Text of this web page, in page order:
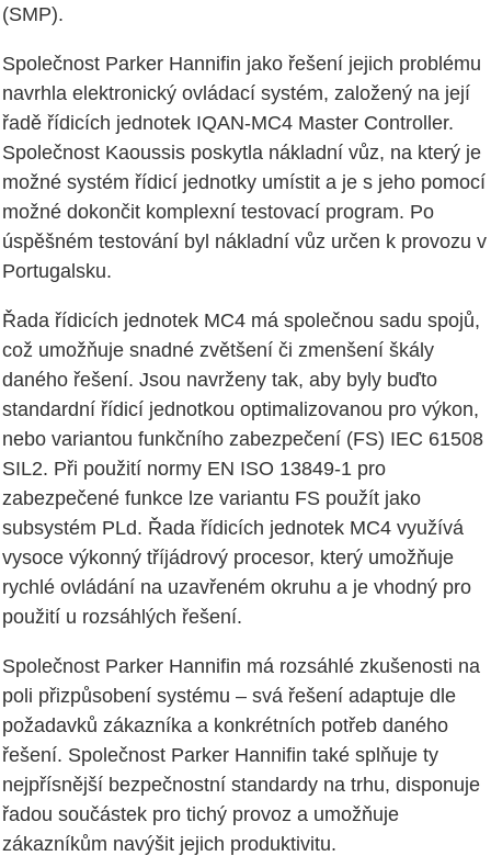
(SMP).
Společnost Parker Hannifin jako řešení jejich problému
navrhla elektronický ovládací systém, založený na její
řadě řídicích jednotek IQAN-MC4 Master Controller.
Společnost Kaoussis poskytla nákladní vůz, na který je
možné systém řídicí jednotky umístit a je s jeho pomocí
možné dokončit komplexní testovací program. Po
úspěšném testování byl nákladní vůz určen k provozu v
Portugalsku.
Řada řídicích jednotek MC4 má společnou sadu spojů,
což umožňuje snadné zvětšení či zmenšení škály
daného řešení. Jsou navrženy tak, aby byly buďto
standardní řídicí jednotkou optimalizovanou pro výkon,
nebo variantou funkčního zabezpečení (FS) IEC 61508
SIL2. Při použití normy EN ISO 13849-1 pro
zabezpečené funkce lze variantu FS použít jako
subsystém PLd. Řada řídicích jednotek MC4 využívá
vysoce výkonný tříjádrový procesor, který umožňuje
rychlé ovládání na uzavřeném okruhu a je vhodný pro
použití u rozsáhlých řešení.
Společnost Parker Hannifin má rozsáhlé zkušenosti na
poli přizpůsobení systému – svá řešení adaptuje dle
požadavků zákazníka a konkrétních potřeb daného
řešení. Společnost Parker Hannifin také splňuje ty
nejpřísnější bezpečnostní standardy na trhu, disponuje
řadou součástek pro tichý provoz a umožňuje
zákazníkům navýšit jejich produktivitu.